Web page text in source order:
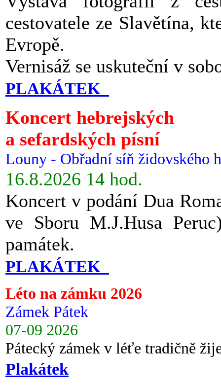
cestovatele ze Slavětína,
Evropě.
Vernisáž se uskuteční v
PLAKÁTEK
Koncert hebrejských
a sefardských písní
Louny - Obřadní síň židovského
16.8.2026 14 hod.
Koncert v podání Dua
ve Sboru M.J.Husa
památek.
PLAKÁTEK
Léto na zámku 2026
Zámek Pátek
07-09 2026
Pátecký zámek v léťe tradičně
Plakátek